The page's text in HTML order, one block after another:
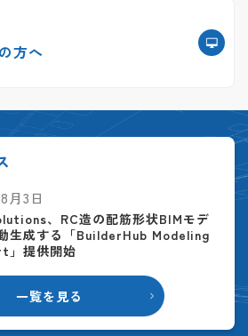
方へ
一覧を見る
月3日
、RC造の配筋形状BIMモデ
生成する「BuilderHub Modeling
」提供開始